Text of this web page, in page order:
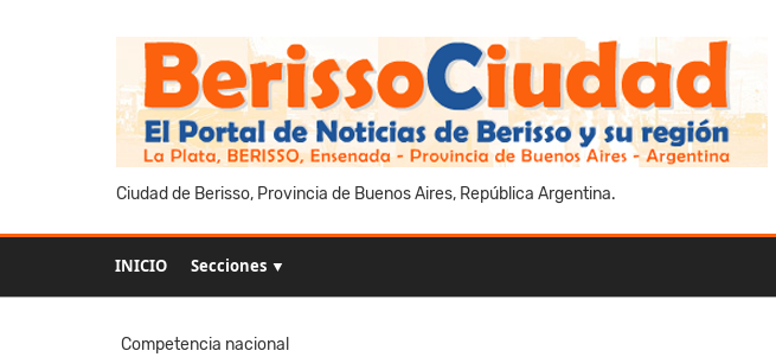
Ciudad de Berisso, Provincia de Buenos Aires, República Argentina.
INICIO Secciones ▼
Competencia nacional